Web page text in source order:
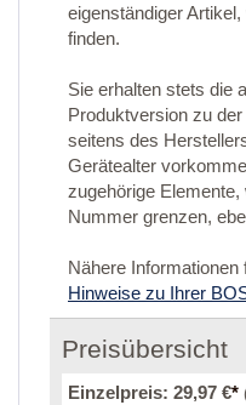
eigenständiger
finden.
Sie erhalten stets die
Produktversion zu
seitens des
Gerätealter
zugehörige
Nummer grenzen,
Nähere Informationen
Hinweise zu Ihrer
Preisübersicht
Einzelpreis: 29,97 €*